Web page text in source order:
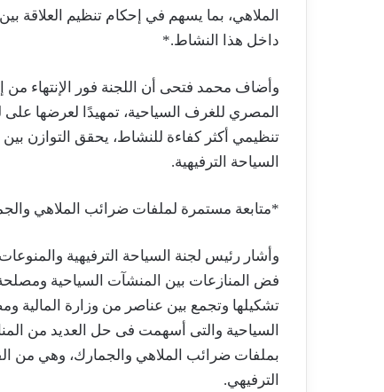
الملاهي، بما يسهم في إحكام تنظيم العلاقة
داخل هذا النشاط.*
وأضاف محمد فتحى أن اللجنة فور الإنتهاء من
المصري للغرف السياحية، تمهيدًا لعرضها
تنظيمي أكثر كفاءة للنشاط، يحقق التوازن
السياحة الترفيهية.
*متابعة مستمرة لملفات ضرائب الملاهي
وأشار رئيس لجنة السياحة الترفيهية
فض المنازعات بين المنشآت السياحية ومصلحة
تشكيلها وتجمع بين عناصر من وزارة
السياحية والتى أسهمت فى حل العديد من
بملفات ضرائب الملاهي والجمارك، وهي من
الترفيهي.